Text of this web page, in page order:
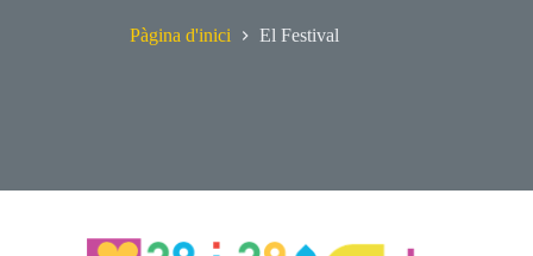
Pàgina d'inici El Festival